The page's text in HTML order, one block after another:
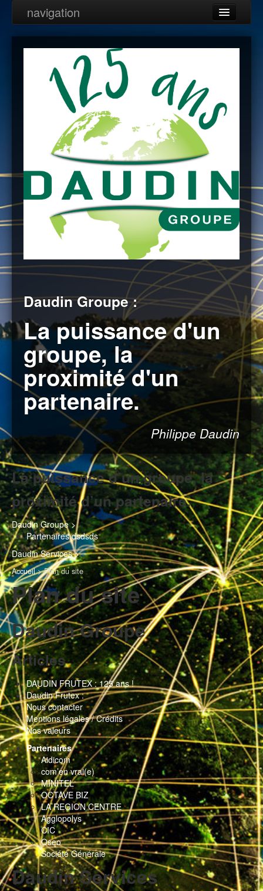
navigation
Daudin Groupe
Daudin Services
Daudin Groupe :
La puissance d'un
groupe, la
proximité d'un
partenaire.
Philippe Daudin
La puissance d’un groupe, la
proximité d’un partenaire.
Daudin Groupe >
Partenaires dsdsds
Daudin Services >
Accueil>Plan du site
Plan du site
Daudin Groupe
Articles
DAUDIN FRUTEX : 125 ans !
Daudin Frutex :
Nous contacter
Mentions légales / Crédits
Nos valeurs
Partenaires
Aidicom
com’en vrai(e)
MINITEL
OCTAVE BIZ
LA REGION CENTRE
Agglopolys
CIC
Oseo
Société Générale
Daudin Services